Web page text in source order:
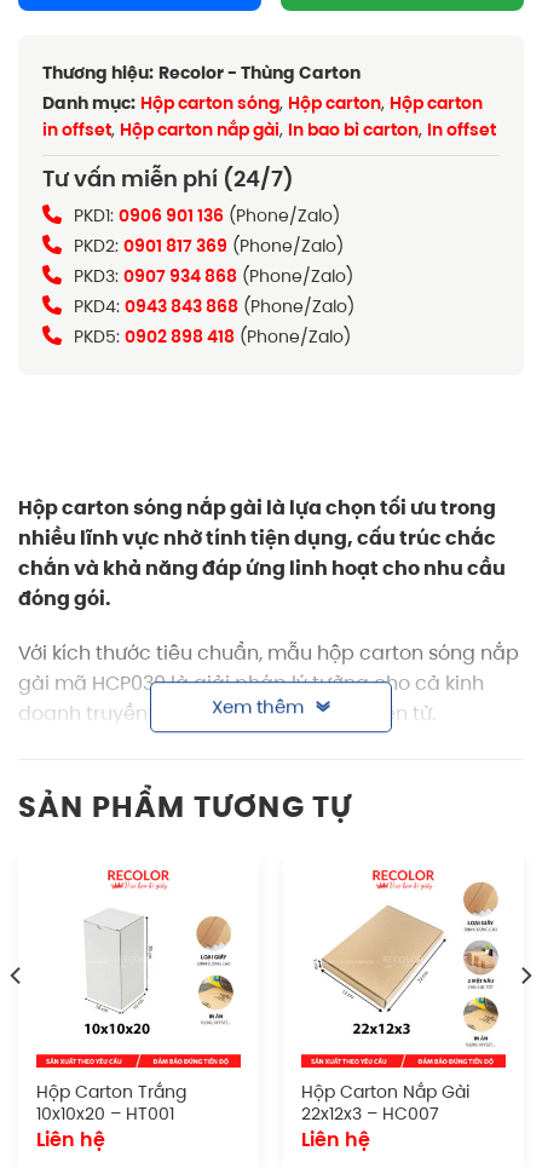
Thương hiệu: Recolor - Thùng Carton
Danh mục: Hộp carton sóng, Hộp carton, Hộp carton
in offset, Hộp carton nắp gài, In bao bì carton, In offset
Tư vấn miễn phí (24/7)
PKD1: 0906 901 136 (Phone/Zalo)
PKD2: 0901 817 369 (Phone/Zalo)
PKD3: 0907 934 868 (Phone/Zalo)
PKD4: 0943 843 868 (Phone/Zalo)
PKD5: 0902 898 418 (Phone/Zalo)
Hộp carton sóng nắp gài là lựa chọn tối ưu trong
nhiều lĩnh vực nhờ tính tiện dụng, cấu trúc chắc
chắn và khả năng đáp ứng linh hoạt cho nhu cầu
đóng gói.
Với kích thước tiêu chuẩn, mẫu hộp carton sóng nắp
gài mã HCP039 là giải pháp lý tưởng cho cả kinh
doanh truyền thống lẫn thương mại điện tử.
gài HCP039
đích khác nhau, từ đóng gói hàng tiêu dùng đến sản
Thiết kế tối giản nhưng chắc chắn, khả năng in ấn
tùy chỉnh, dễ dàng xếp chồng hoặc lưu trữ là những
yếu tố giúp mẫu hộp này được ưa chuộng.
Đặc điểm
Chất liệu giấy
: Carton kraft nâu hoặc trắng
Số lớp
: 3 hay 5 tùy yêu cầu
Xem thêm
SẢN PHẨM TƯƠNG TỰ
Hộp Carton Trắng
10x10x20 – HT001
Liên hệ
Hộp Carton Nắp Gài
22x12x3 – HC007
Liên hệ